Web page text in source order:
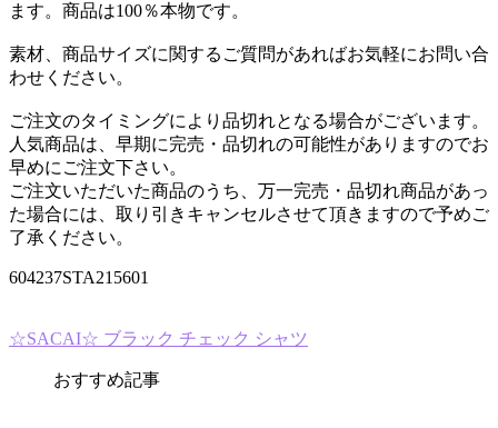
ます。商品は100％本物です。
素材、商品サイズに関するご質問があればお気軽にお問い合
わせください。
ご注文のタイミングにより品切れとなる場合がございます。
人気商品は、早期に完売・品切れの可能性がありますのでお
早めにご注文下さい。
ご注文いただいた商品のうち、万一完売・品切れ商品があっ
た場合には、取り引きキャンセルさせて頂きますので予めご
了承ください。
604237STA215601
☆SACAI☆ ブラック チェック シャツ
おすすめ記事